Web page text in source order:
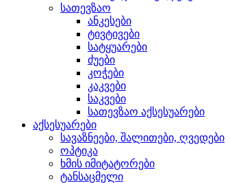
სათევზაო
ანკესები
ტივტივები
სატყუარები
ძუები
კოჭები
კაკვები
საკვები
სათევზაო აქსესუარები
აქსესუარები
სავაზნეები, შალითები, ღვედები
ოპტიკა
ხმის იმიტატორები
ტანსაცმელი